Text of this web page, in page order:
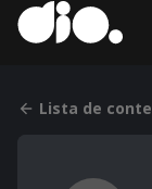
Lista de